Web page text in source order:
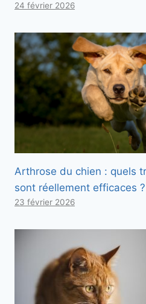
24 février 2026
Arthrose du chien : quels
sont réellement efficaces ?
23 février 2026